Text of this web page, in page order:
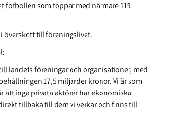
fotbollen som toppar med närmare 119
överskott till föreningslivet.
landets föreningar och organisationer, med
17,5 miljarder kronor.Vi är som
att inga privata aktörer har ekonomiska
tillbaka till dem vi verkar och finns till